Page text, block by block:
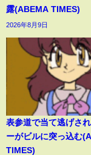
露(ABEMA TIMES)
2026年8月9日
表参道で当て逃げさ
ーがビルに突っ込む
TIMES)